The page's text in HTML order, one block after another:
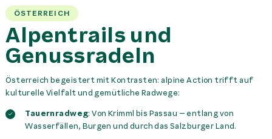
ÖSTERREICH
Alpentrails und
Genussradeln
Österreich begeistert mit Kontrasten: alpine Action trifft auf
kulturelle Vielfalt und gemütliche Radwege:
Tauernradweg: Von Krimml bis Passau – entlang von
Wasserfällen, Burgen und durch das Salzburger Land.